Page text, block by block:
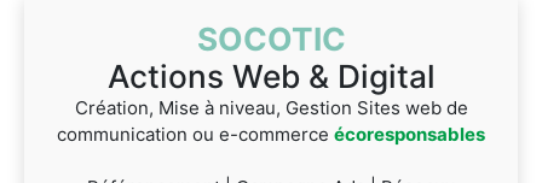
SOCOTIC
Actions Web & Digital
Création, Mise à niveau, Gestion Sites web de
communication ou e-commerce écoresponsables